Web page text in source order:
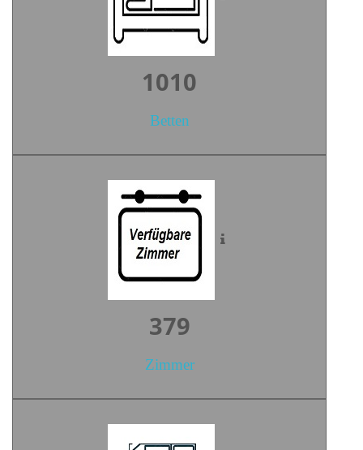
1405
Betten
527
Zimmer